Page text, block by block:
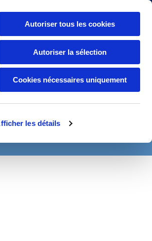
les détails
Autoriser tous les cookies
Autoriser la sélection
Cookies nécessaires uniquement
Secteurs d’activité|Contact
OTAN / NATO & EDF
FILTRATION TOUS FLUIDES